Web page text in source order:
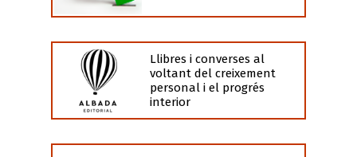
Llibres i converses al
voltant del creixement
personal i el progrés
interior